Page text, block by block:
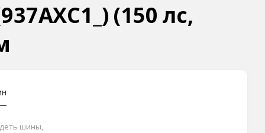
(150 лс,
шины,